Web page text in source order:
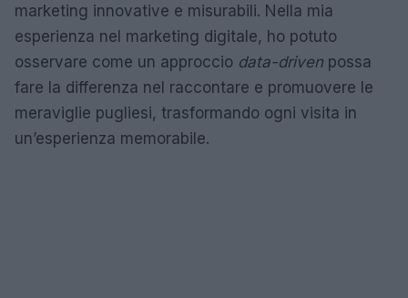
marketing innovative e misurabili. Nella mia
esperienza nel marketing digitale, ho potuto
osservare come un approccio data-driven possa
fare la differenza nel raccontare e promuovere le
meraviglie pugliesi, trasformando ogni visita in
un’esperienza memorabile.